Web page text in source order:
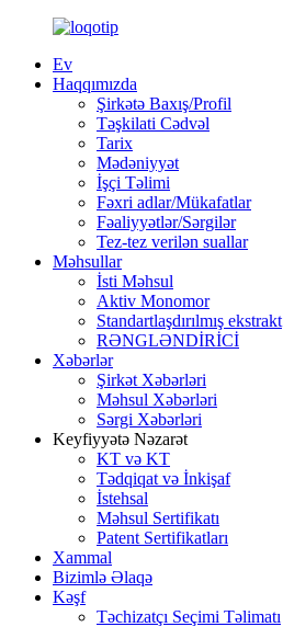
Ev
Haqqımızda
Şirkətə Baxış/Profil
Təşkilati Cədvəl
Tarix
Mədəniyyət
İşçi Təlimi
Fəxri adlar/Mükafatlar
Fəaliyyətlər/Sərgilər
Tez-tez verilən suallar
Məhsullar
İsti Məhsul
Aktiv Monomor
Standartlaşdırılmış ekstrakt
RƏNGLƏNDİRİCİ
Xəbərlər
Şirkət Xəbərləri
Məhsul Xəbərləri
Sərgi Xəbərləri
Keyfiyyətə Nəzarət
KT və KT
Tədqiqat və İnkişaf
İstehsal
Məhsul Sertifikatı
Patent Sertifikatları
Xammal
Bizimlə Əlaqə
Kəşf
Təchizatçı Seçimi Təlimatı